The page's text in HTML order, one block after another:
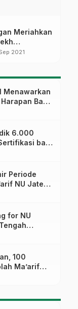
Meriahkan
2021
Menawarkan
Baru
6.000
bagi
Periode
NU Jateng
Match
for NU
Menuju
100
Ma’arif
Literasi